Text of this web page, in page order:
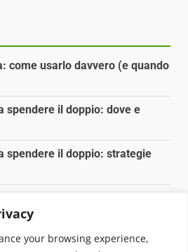
your browsing experience,
come usarlo davvero (e quando
spendere il doppio: dove e
spendere il doppio: strategie
3 ingredienti che
chimici